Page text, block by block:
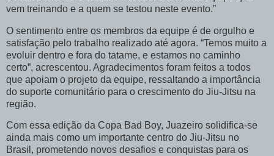
vem treinando e a quem se testou neste evento.”
O sentimento entre os membros da equipe é de orgulho e
satisfação pelo trabalho realizado até agora. “Temos muito a
evoluir dentro e fora do tatame, e estamos no caminho
certo”, acrescentou. Agradecimentos foram feitos a todos
que apoiam o projeto da equipe, ressaltando a importância
do suporte comunitário para o crescimento do Jiu-Jitsu na
região.
Com essa edição da Copa Bad Boy, Juazeiro solidifica-se
ainda mais como um importante centro do Jiu-Jitsu no
Brasil, prometendo novos desafios e conquistas para os